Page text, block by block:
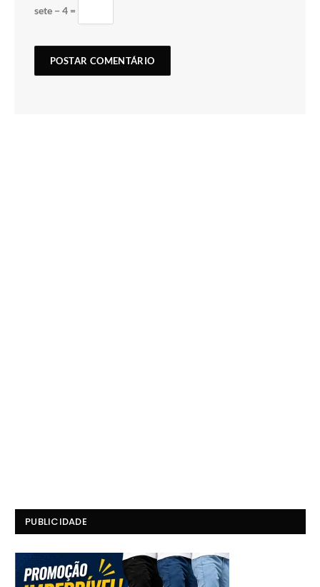
sete − 4 =
PUBLICIDADE